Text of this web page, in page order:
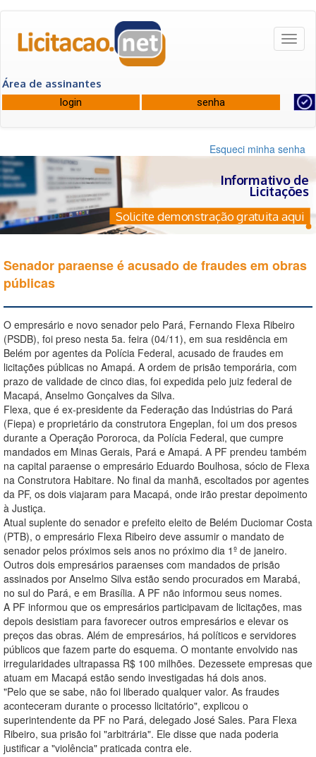
Área de assinantes
Esqueci minha senha
Informativo de
Licitações
Solicite demonstração gratuita aqui
Senador paraense é acusado de fraudes em obras
públicas
O empresário e novo senador pelo Pará, Fernando Flexa Ribeiro
(PSDB), foi preso nesta 5a. feira (04/11), em sua residência em
Belém por agentes da Polícia Federal, acusado de fraudes em
licitações públicas no Amapá. A ordem de prisão temporária, com
prazo de validade de cinco dias, foi expedida pelo juiz federal de
Macapá, Anselmo Gonçalves da Silva.
Flexa, que é ex-presidente da Federação das Indústrias do Pará
(Fiepa) e proprietário da construtora Engeplan, foi um dos presos
durante a Operação Pororoca, da Polícia Federal, que cumpre
mandados em Minas Gerais, Pará e Amapá. A PF prendeu também
na capital paraense o empresário Eduardo Boulhosa, sócio de Flexa
na Construtora Habitare. No final da manhã, escoltados por agentes
da PF, os dois viajaram para Macapá, onde irão prestar depoimento
à Justiça.
Atual suplente do senador e prefeito eleito de Belém Duciomar Costa
(PTB), o empresário Flexa Ribeiro deve assumir o mandato de
senador pelos próximos seis anos no próximo dia 1º de janeiro.
Outros dois empresários paraenses com mandados de prisão
assinados por Anselmo Silva estão sendo procurados em Marabá,
no sul do Pará, e em Brasília. A PF não informou seus nomes.
A PF informou que os empresários participavam de licitações, mas
depois desistiam para favorecer outros empresários e elevar os
preços das obras. Além de empresários, há políticos e servidores
públicos que fazem parte do esquema. O montante envolvido nas
irregularidades ultrapassa R$ 100 milhões. Dezessete empresas que
atuam em Macapá estão sendo investigadas há dois anos.
"Pelo que se sabe, não foi liberado qualquer valor. As fraudes
aconteceram durante o processo licitatório", explicou o
superintendente da PF no Pará, delegado José Sales. Para Flexa
Ribeiro, sua prisão foi "arbitrária". Ele disse que nada poderia
justificar a "violência" praticada contra ele.